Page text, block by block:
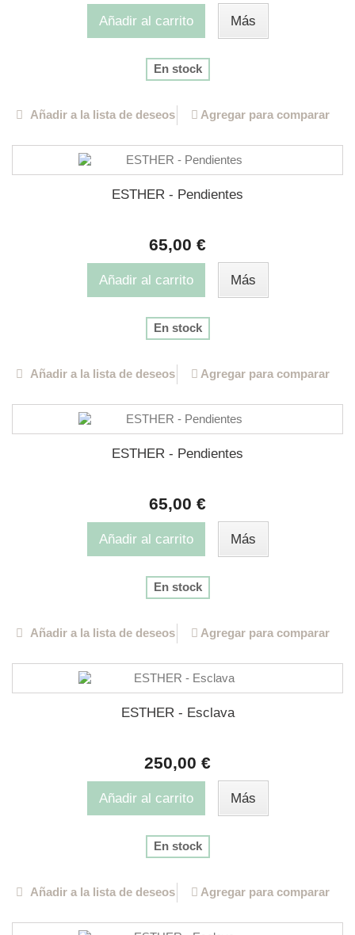
Añadir al carrito Más
En stock
Añadir a la lista de deseos Agregar para comparar
ESTHER - Pendientes
65,00 €
Añadir al carrito Más
En stock
Añadir a la lista de deseos Agregar para comparar
ESTHER - Pendientes
65,00 €
Añadir al carrito Más
En stock
Añadir a la lista de deseos Agregar para comparar
ESTHER - Esclava
250,00 €
Añadir al carrito Más
En stock
Añadir a la lista de deseos Agregar para comparar